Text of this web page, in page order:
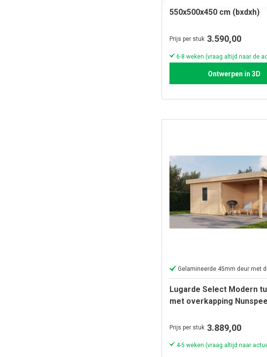
550x500x450 cm (bxdxh)
Prijs per stuk 3.590,00
Ontwerpen in 3D
Gelamineerde 45mm deur met
Lugarde Select Modern
met overkapping
Onbehandeld
Prijs per stuk 3.889,00